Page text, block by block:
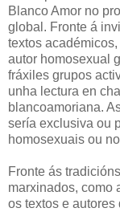
Blanco Amor no
global. Fronte á
textos
autor homosexual
fráxiles grupos
unha lectura en
blancoamoriana.
sería exclusiva ou
homosexuais ou
Fronte ás
marxinados, como
os textos e